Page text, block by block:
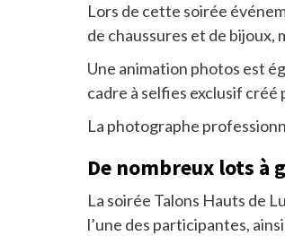
Lors de cette soirée
de chaussures et de bijoux,
Une animation photos est
cadre à selfies exclusif créé
La photographe
De nombreux lots à
La soirée Talons Hauts de
l’une des participantes,